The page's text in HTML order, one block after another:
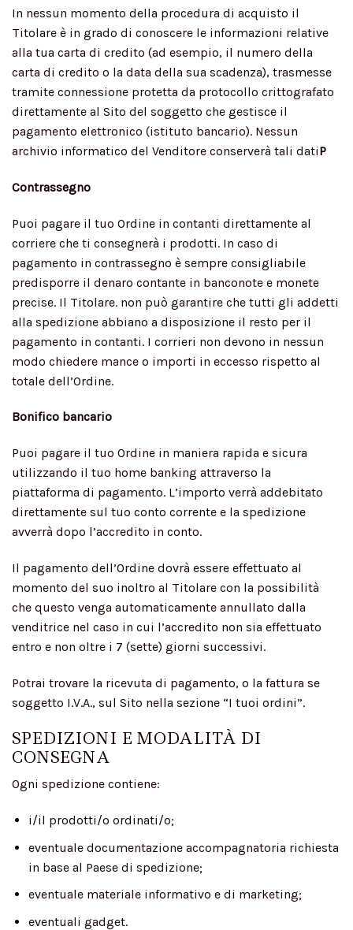
In nessun momento della procedura di acquisto il
Titolare è in grado di conoscere le informazioni relative
alla tua carta di credito (ad esempio, il numero della
carta di credito o la data della sua scadenza), trasmesse
tramite connessione protetta da protocollo crittografato
direttamente al Sito del soggetto che gestisce il
pagamento elettronico (istituto bancario). Nessun
archivio informatico del Venditore conserverà tali datiP
Contrassegno
Puoi pagare il tuo Ordine in contanti direttamente al
corriere che ti consegnerà i prodotti. In caso di
pagamento in contrassegno è sempre consigliabile
predisporre il denaro contante in banconote e monete
precise. Il Titolare. non può garantire che tutti gli addetti
alla spedizione abbiano a disposizione il resto per il
pagamento in contanti. I corrieri non devono in nessun
modo chiedere mance o importi in eccesso rispetto al
totale dell’Ordine.
Bonifico bancario
Puoi pagare il tuo Ordine in maniera rapida e sicura
utilizzando il tuo home banking attraverso la
piattaforma di pagamento. L’importo verrà addebitato
direttamente sul tuo conto corrente e la spedizione
avverrà dopo l’accredito in conto.
Il pagamento dell’Ordine dovrà essere effettuato al
momento del suo inoltro al Titolare con la possibilità
che questo venga automaticamente annullato dalla
venditrice nel caso in cui l’accredito non sia effettuato
entro e non oltre i 7 (sette) giorni successivi.
Potrai trovare la ricevuta di pagamento, o la fattura se
soggetto I.V.A., sul Sito nella sezione “I tuoi ordini”.
SPEDIZIONI E MODALITÀ DI
CONSEGNA
Ogni spedizione contiene:
i/il prodotti/o ordinati/o;
eventuale documentazione accompagnatoria richiesta
in base al Paese di spedizione;
eventuale materiale informativo e di marketing;
eventuali gadget.